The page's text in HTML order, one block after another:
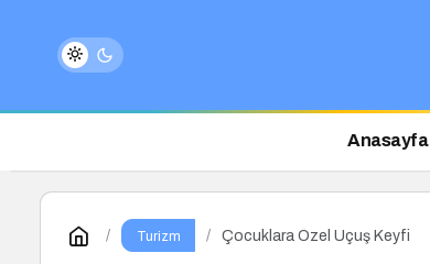
Anasayfa
Turizm Çocuklara Özel Uçuş Keyfi